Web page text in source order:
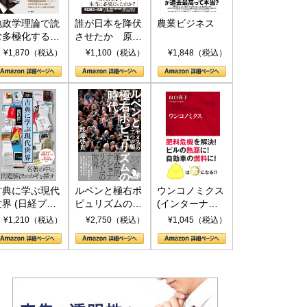
政学理論で読
多極化する世
トランプと
¥1,870（税込）
誰が日本を降伏
させたか 原爆
投下、ソ連参
(PHP新書)
¥1,100（税込）
農業ビジネス
¥1,848（税込）
典に学ぶ現代
界 (日経プレ
アシリーズ)
¥1,210（税込）
ルペンと極右ポ
ピュリズムの時
代：〈ヤヌス〉
¥2,750（税込）
ウンコノミクス
(インターナシ
ョナル新書)
¥1,045（税込）